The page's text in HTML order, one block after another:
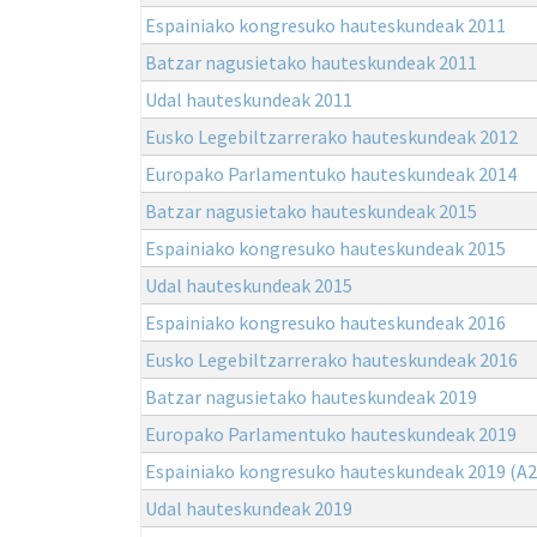
Espainiako kongresuko hauteskundeak 2011
Batzar nagusietako hauteskundeak 2011
Udal hauteskundeak 2011
Eusko Legebiltzarrerako hauteskundeak 2012
Europako Parlamentuko hauteskundeak 2014
Batzar nagusietako hauteskundeak 2015
Espainiako kongresuko hauteskundeak 2015
Udal hauteskundeak 2015
Espainiako kongresuko hauteskundeak 2016
Eusko Legebiltzarrerako hauteskundeak 2016
Batzar nagusietako hauteskundeak 2019
Europako Parlamentuko hauteskundeak 2019
Espainiako kongresuko hauteskundeak 2019
Udal hauteskundeak 2019